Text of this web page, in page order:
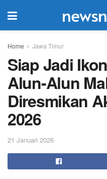
Home Jawa Timur
Siap Jadi
Alun-Alun
Diresmikan
2026
21 Januari 2026